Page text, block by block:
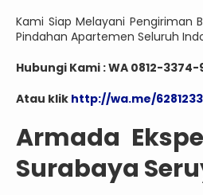
Kami Siap Melayani Pengiriman
Pindahan Apartemen Seluruh
Hubungi Kami : WA 0812-3374-
Atau klik http://wa.me/
Armada
Surabaya